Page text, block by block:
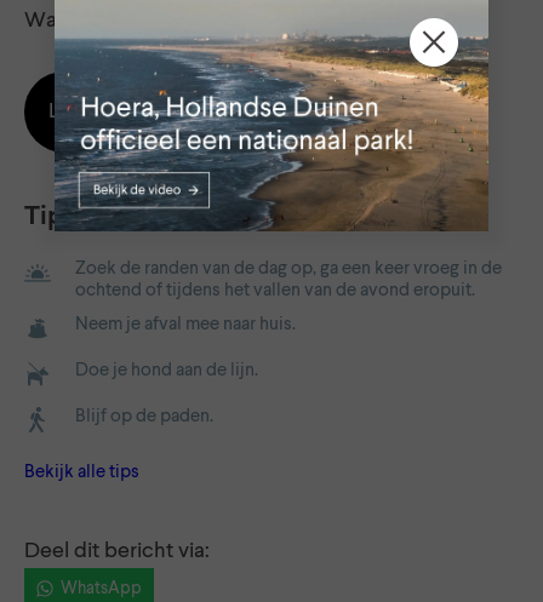
Waternet.
Lees meer over Project Noordvoort
Tips
Zoek de randen van de dag op, ga een keer vroeg in de
ochtend of tijdens het vallen van de avond eropuit.
Neem je afval mee naar huis.
Doe je hond aan de lijn.
Blijf op de paden.
Bekijk alle tips
Deel dit bericht via:
WhatsApp